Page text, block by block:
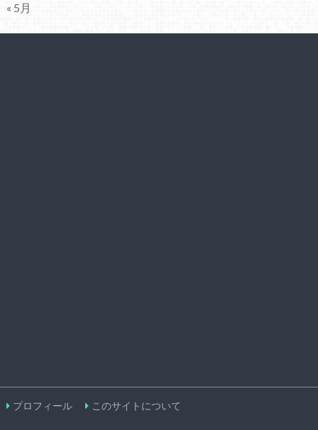
« 5月
プロフィール このサイトについて